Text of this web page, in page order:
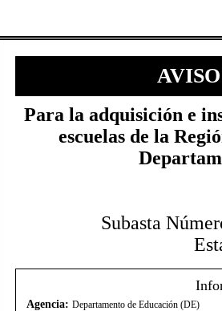
​Para la adquisición e
escuelas de la
Subasta
Agencia: Departamento de Educación (DE)